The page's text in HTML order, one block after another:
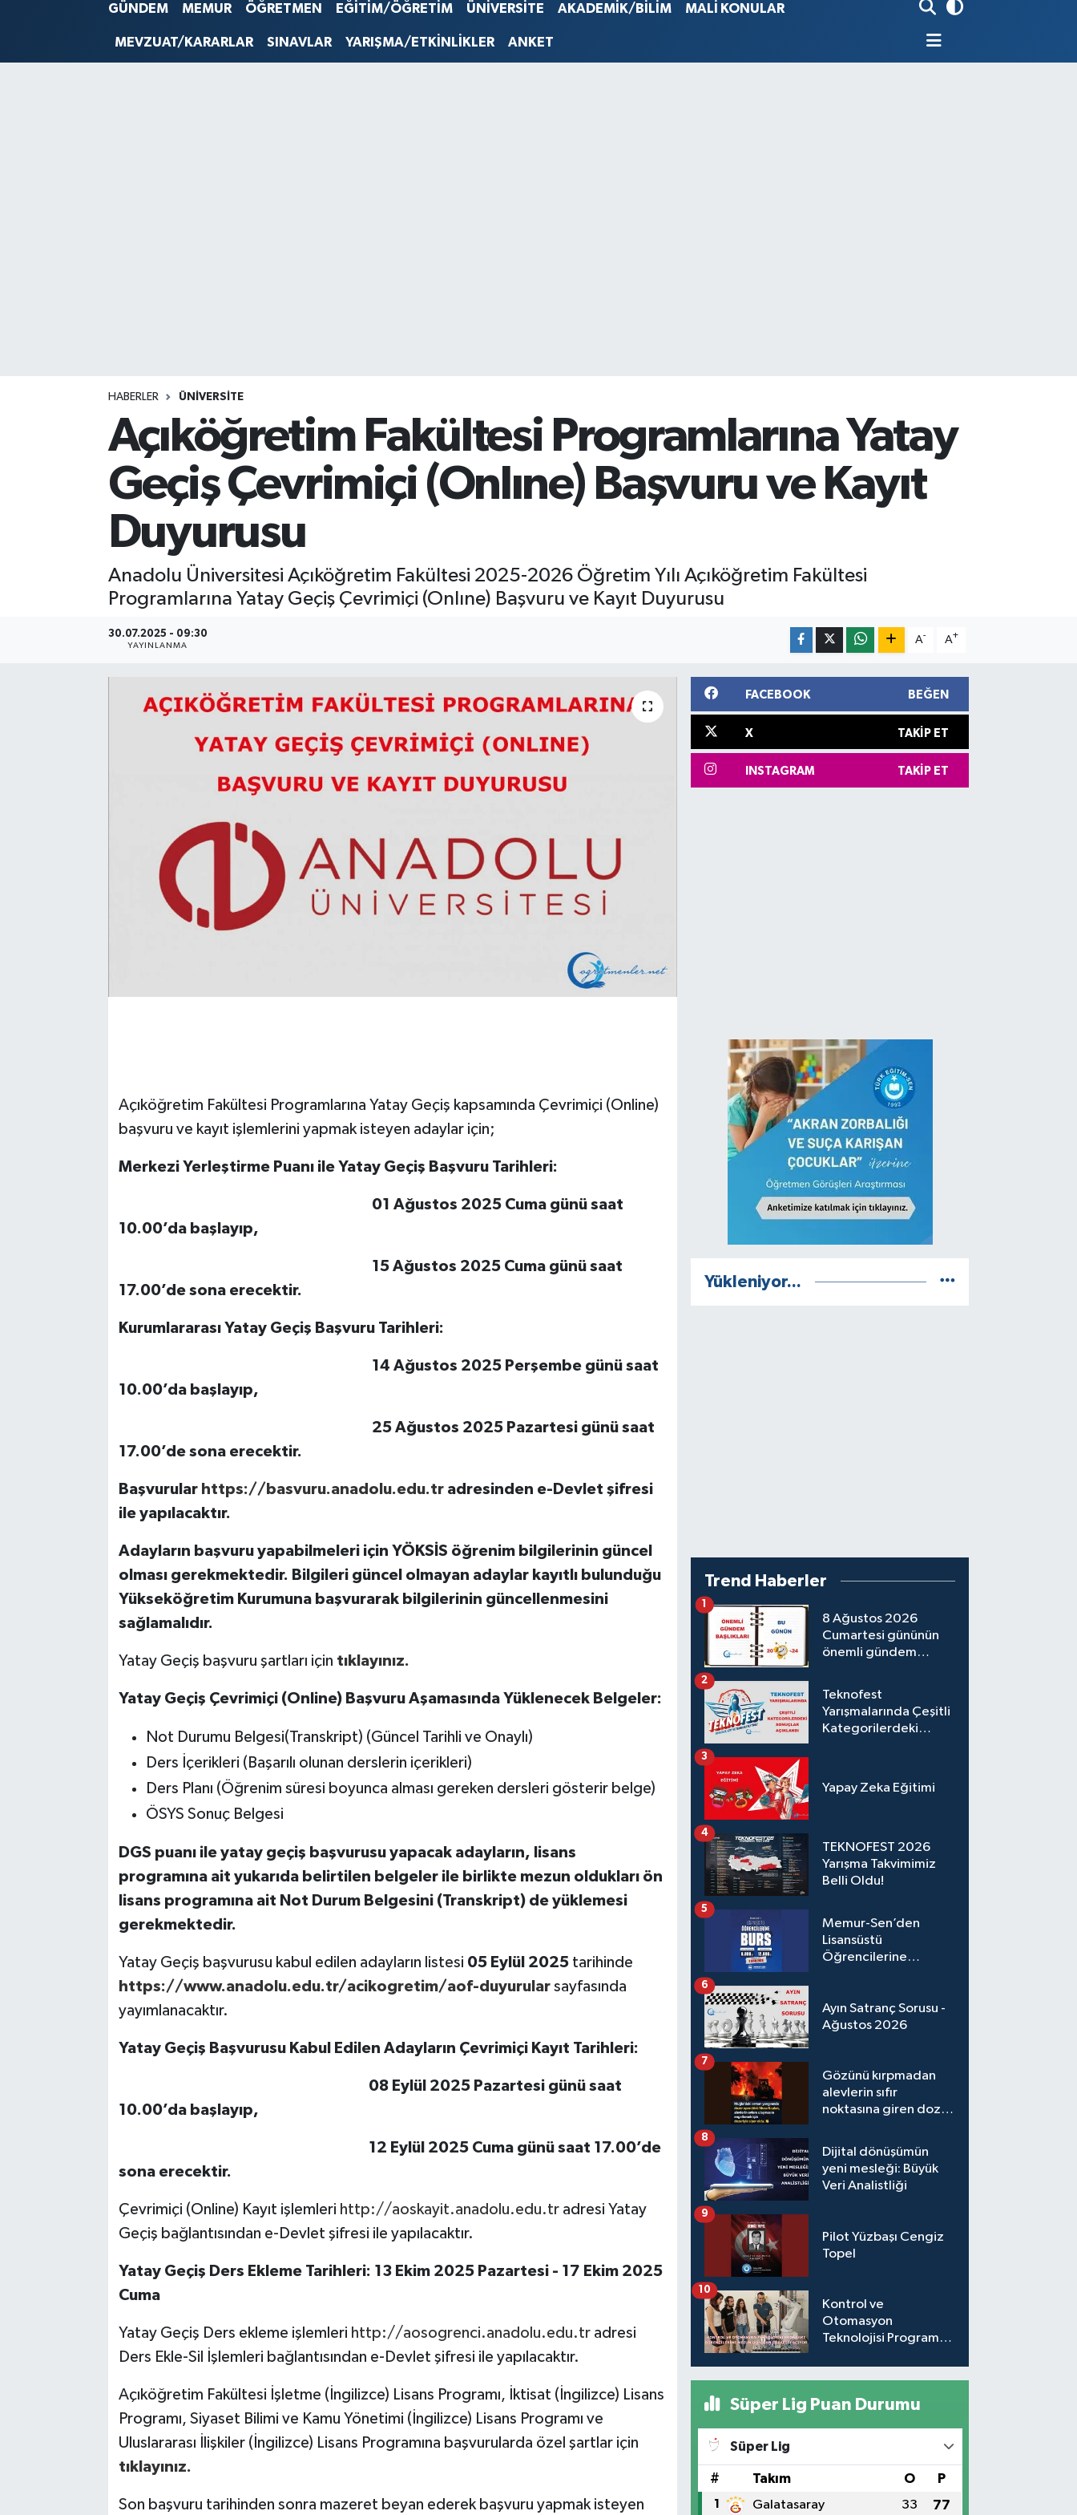
STERLİN
6862,09000
%0.19
GÜNDEM MEMUR ÖĞRETMEN EĞİTİM/ÖĞRETİM ÜNİVERSİTE AKADEMİK/BİLİM MALİ KONULAR
MEVZUAT/KARARLAR SINAVLAR YARIŞMA/ETKİNLİKLER ANKET
HABERLER ÜNİVERSİTE
Açıköğretim Fakültesi Programlarına Yatay
Geçiş Çevrimiçi (Onlıne) Başvuru ve Kayıt
Duyurusu
Anadolu Üniversitesi Açıköğretim Fakültesi 2025-2026 Öğretim Yılı Açıköğretim Fakültesi
Programlarına Yatay Geçiş Çevrimiçi (Onlıne) Başvuru ve Kayıt Duyurusu
30.07.2025 - 09:30
YAYINLANMA
A- A+
Açıköğretim Fakültesi Programlarına Yatay Geçiş kapsamında Çevrimiçi (Online)
başvuru ve kayıt işlemlerini yapmak isteyen adaylar için;
Merkezi Yerleştirme Puanı ile Yatay Geçiş BaşvuruTarihleri:
01 Ağustos 2025 Cuma günü saat
10.00’da başlayıp,
15 Ağustos 2025 Cuma günü saat
17.00’de sona erecektir.
Kurumlararası Yatay Geçiş Başvuru Tarihleri:
14 Ağustos 2025 Perşembe günü saat
10.00’da başlayıp,
25 Ağustos 2025 Pazartesi günü saat
17.00’de sona erecektir.
Başvurular https://basvuru.anadolu.edu.tradresinden e-Devlet şifresi
ile yapılacaktır.
Adayların başvuru yapabilmeleri için YÖKSİS öğrenim bilgilerinin güncel
olması gerekmektedir. Bilgileri güncel olmayan adaylar kayıtlı bulunduğu
Yükseköğretim Kurumuna başvurarak bilgilerinin güncellenmesini
sağlamalıdır.
Yatay Geçiş başvuru şartları için tıklayınız.
Yatay Geçiş Çevrimiçi (Online) Başvuru Aşamasında Yüklenecek Belgeler:
Not Durumu Belgesi(Transkript) (Güncel Tarihli ve Onaylı)
Ders İçerikleri (Başarılı olunan derslerin içerikleri)
Ders Planı (Öğrenim süresi boyunca alması gereken dersleri gösterir belge)
ÖSYS Sonuç Belgesi
DGS puanı ile yatay geçiş başvurusu yapacak adayların, lisans
programına ait yukarıda belirtilen belgeler ile birlikte mezun oldukları ön
lisans programına ait Not Durum Belgesini (Transkript) de yüklemesi
gerekmektedir.
Yatay Geçiş başvurusu kabul edilen adayların listesi 05 Eylül 2025 tarihinde
https://www.anadolu.edu.tr/acikogretim/aof-duyurularsayfasında
yayımlanacaktır.
Yatay Geçiş Başvurusu Kabul Edilen Adayların Çevrimiçi Kayıt Tarihleri:
08 Eylül 2025 Pazartesi günü saat
10.00’da başlayıp,
12 Eylül 2025 Cuma günü saat 17.00’de
sona erecektir.
Çevrimiçi (Online) Kayıt işlemleri http://aoskayit.anadolu.edu.tr adresi Yatay
Geçiş bağlantısından e-Devlet şifresi ile yapılacaktır.
Yatay Geçiş Ders Ekleme Tarihleri: 13 Ekim 2025 Pazartesi - 17 Ekim 2025
Cuma
Yatay Geçiş Ders ekleme işlemleri http://aosogrenci.anadolu.edu.tr adresi
Ders Ekle-Sil İşlemleri bağlantısından e-Devlet şifresi ile yapılacaktır.
Açıköğretim Fakültesi İşletme (İngilizce) Lisans Programı, İktisat (İngilizce) Lisans
Programı, Siyaset Bilimi ve Kamu Yönetimi (İngilizce) Lisans Programı ve
Uluslararası İlişkiler (İngilizce) Lisans Programına başvurularda özel şartlar için
tıklayınız.
Son başvuru tarihinden sonra mazeret beyan ederek başvuru yapmak isteyen
FACEBOOK BEĞEN
X TAKIP ET
INSTAGRAM TAKIP ET
Yükleniyor...
Trend Haberler
8 Ağustos 2026
Cumartesi gününün
önemli gündem
1
Teknofest
Yarışmalarında Çeşitli
Kategorilerdeki
2
Yapay Zeka Eğitimi
3
TEKNOFEST 2026
Yarışma Takvimimiz
Belli Oldu!
4
Memur-Sen’den
Lisansüstü
Öğrencilerine
5
Ayın Satranç Sorusu -
Ağustos 2026
6
Gözünü kırpmadan
alevlerin sıfır
noktasına giren dozer
7
Dijital dönüşümün
yeni mesleği: Büyük
Veri Analistliği
8
Pilot Yüzbaşı Cengiz
Topel
9
Kontrol ve
Otomasyon
Teknolojisi Programı,
10
Süper Lig Puan Durumu
Süper Lig
# Takım O P
1 Galatasaray 33 77